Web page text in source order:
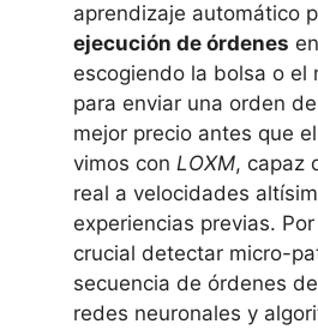
aprendizaje automático
ejecución de órdenes
escogiendo la bolsa o el
para enviar una orden
mejor precio antes que
vimos con LOXM, capaz
real a velocidades
experiencias previas​.
crucial detectar micro-
secuencia de órdenes
redes neuronales y